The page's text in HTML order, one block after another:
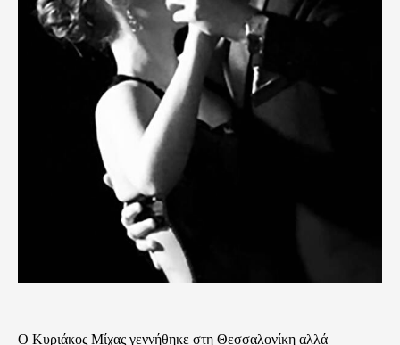
Ο Κυριάκος Μίχας γεννήθηκε στη Θεσσαλονίκη αλλά